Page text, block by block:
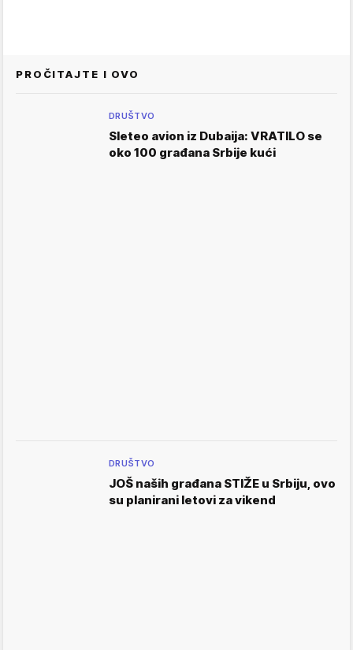
PROČITAJTE I OVO
DRUŠTVO
Sleteo avion iz Dubaija: VRATILO se
oko 100 građana Srbije kući
DRUŠTVO
JOŠ naših građana STIŽE u Srbiju, ovo
su planirani letovi za vikend